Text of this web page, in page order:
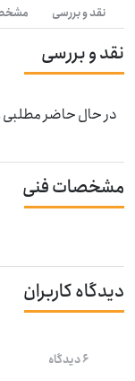
نقد و بررسی
نقد و بررسی
در حال حاضر مطلبی
مشخصات فنی
دیدگاه کاربران
6 دیدگاه